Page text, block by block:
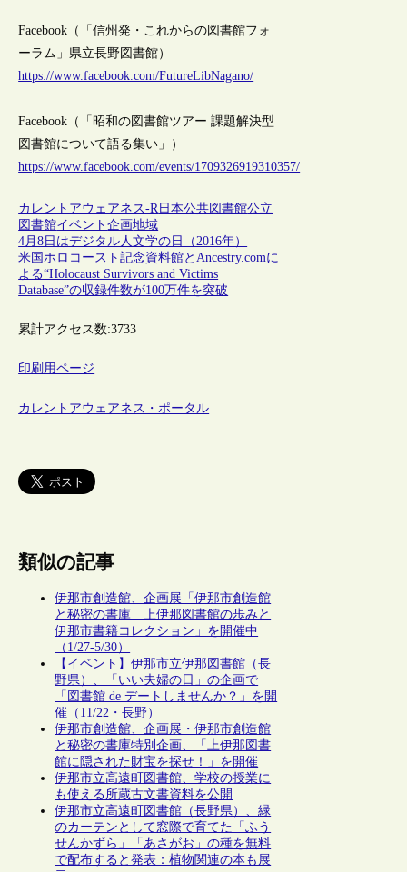
Facebook（「信州発・これからの図書館フォ
ーラム」県立長野図書館）
https://www.facebook.com/FutureLibNagano/
Facebook（「昭和の図書館ツアー 課題解決型
図書館について語る集い」）
https://www.facebook.com/events/1709326919310357/
カレントアウェアネス-R日本公共図書館公立
図書館イベント企画地域
4月8日はデジタル人文学の日（2016年）
米国ホロコースト記念資料館とAncestry.comに
よる“Holocaust Survivors and Victims
Database”の収録件数が100万件を突破
累計アクセス数:3733
印刷用ページ
カレントアウェアネス・ポータル
類似の記事
伊那市創造館、企画展「伊那市創造館
と秘密の書庫 上伊那図書館の歩みと
伊那市書籍コレクション」を開催中
（1/27-5/30）
【イベント】伊那市立伊那図書館（長
野県）、「いい夫婦の日」の企画で
「図書館 de デートしませんか？」を開
催（11/22・長野）
伊那市創造館、企画展・伊那市創造館
と秘密の書庫特別企画、「上伊那図書
館に隠された財宝を探せ！」を開催
伊那市立高遠町図書館、学校の授業に
も使える所蔵古文書資料を公開
伊那市立高遠町図書館（長野県）、緑
のカーテンとして窓際で育てた「ふう
せんかずら」「あさがお」の種を無料
で配布すると発表：植物関連の本も展